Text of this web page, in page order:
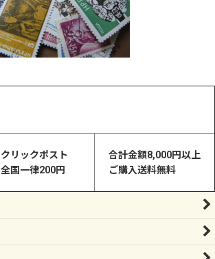
クリックポスト
全国一律200円
合計金額8,000円以上
ご購入送料無料